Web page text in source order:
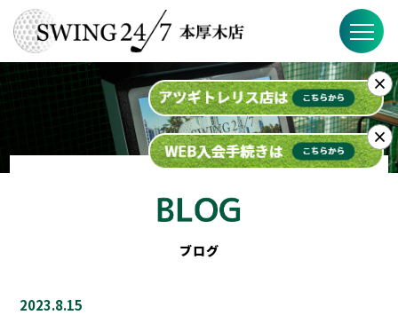
SWING24/7の特徴
料金
スケジュール
ブログ
2023.8.15
×
×